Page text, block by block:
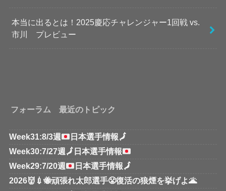
本当に出るとは！2025慶応チャレンジャー1回戦 vs.
市川 プレビュー
フォーラム 最近のトピック
Week31:8/3週 日本選手情報🗾
Week30:7/27週🗾 日本選手情報
Week29:7/20週
日本選手情報🗾
2026👹💉🐝頑張れ太郎選手😤復活の狼煙を挙げよ🌋